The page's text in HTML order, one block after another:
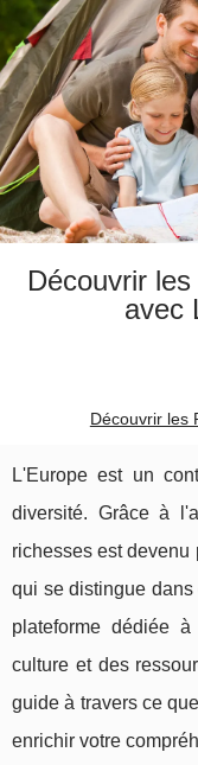
Découvrir
avec
Découvrir les
L'Europe est un
diversité. Grâce à
richesses est
qui se distingue
plateforme dédiée
culture et des
guide à travers ce
enrichir votre